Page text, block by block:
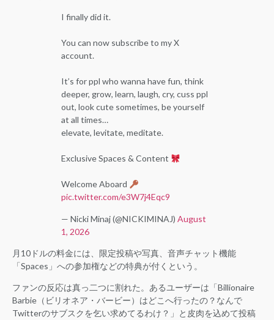
I finally did it.
You can now subscribe to my X
account.
It’s for ppl who wanna have fun, think
deeper, grow, learn, laugh, cry, cuss ppl
out, look cute sometimes, be yourself
at all times…
elevate, levitate, meditate.
Exclusive Spaces & Content
Welcome Aboard
pic.twitter.com/e3W7j4Eqc9
— Nicki Minaj (@NICKIMINAJ) August
1, 2026
月10ドルの料金には、限定投稿や写真、音声チャット機能
「Spaces」への参加権などの特典が付くという。
ファンの反応は真っ二つに割れた。あるユーザーは「Billionaire
Barbie（ビリオネア・バービー）はどこへ行ったの？なんで
Twitterのサブスクを乞い求めてるわけ？」と皮肉を込めて投稿